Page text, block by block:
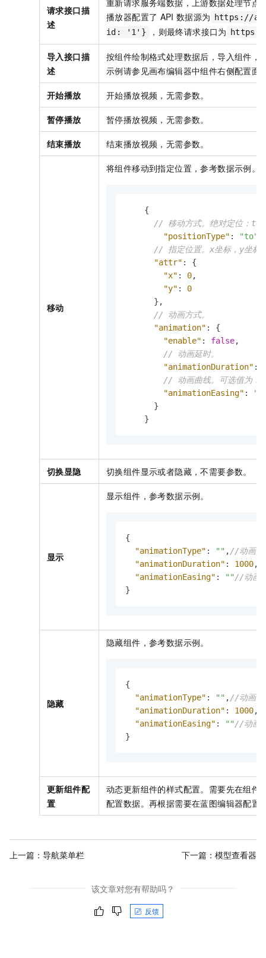
请求接口描
述
播放器配置了 API 数据源为 https://
id: '1'}
，则最终请求接口为
导入接口描
述
按组件绘制格式处理数据后，导入组件，
示例请参见画布编辑器中组件右侧配置面
开始播放 开始播放视频，无需参数。
暂停播放 暂停播放视频，无需参数。
结束播放 结束播放视频，无需参数。
移动
将组件移动到指定位置，参考数据示例。
{
// 移动方式。绝对定位：to
"positionType" : "to"
// 指定位置。x坐标，y坐标
"attr" :
{
"x" : 0,
"y" :
0
} ,
// 动画方式。
"animation" :
{
"enable" : false,
// 动画延时。
"animationDuration" :
// 动画曲线。可选值为
"animationEasing" :
}
}
切换显隐 切换组件显示或者隐藏，不需要参数。
显示
显示组件，参考数据示例。
{
"animationType" : "" , //动画方
"animationDuration" : 1000,
"animationEasing" : "" //动画
}
隐藏
隐藏组件，参考数据示例。
{
"animationType" : "" , //动画方
"animationDuration" : 1000,
"animationEasing" : "" //动画
}
更新组件配
置
动态更新组件的样式配置。需要先在组件
配置数据。再根据需要在蓝图编辑器配置
上一篇： 导航菜单栏 下一篇： 模型查看器
该文章对您有帮助吗？
反馈